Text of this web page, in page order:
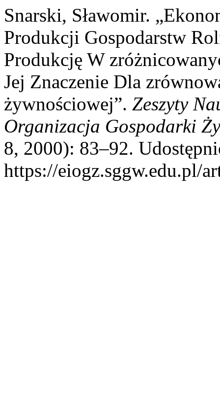
Snarski, Sławomir.
Produkcji Gospodarstw
Produkcję W
Jej Znaczenie Dla
żywnościowej”. Zeszyty
Organizacja Gospodarki
8, 2000): 83–92.
https://eiogz.sggw.edu.pl/